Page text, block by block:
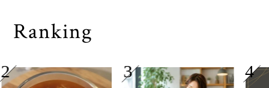
Ranking